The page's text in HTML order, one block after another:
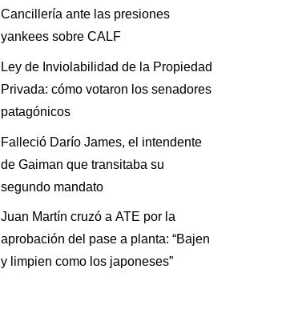
Cancillería ante las presiones
yankees sobre CALF
Ley de Inviolabilidad de la Propiedad
Privada: cómo votaron los senadores
patagónicos
Falleció Darío James, el intendente
de Gaiman que transitaba su
segundo mandato
Juan Martín cruzó a ATE por la
aprobación del pase a planta: “Bajen
y limpien como los japoneses”